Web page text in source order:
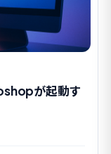
が起動す